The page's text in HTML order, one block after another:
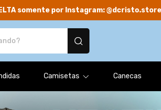
somente por Instagram:
Camisetas Canecas